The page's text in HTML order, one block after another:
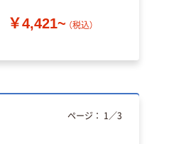
￥4,421~ （税込）
ページ： 1 ／3